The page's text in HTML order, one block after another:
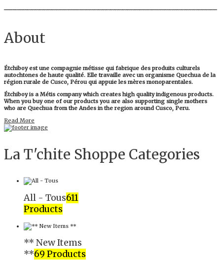
About
Étchiboy est une compagnie métisse qui fabrique des produits culturels
autochtones de haute qualité. Elle travaille avec un organisme Quechua de la
région rurale de Cusco, Pérou qui appuie les mères monoparentales.
Étchiboy is a Métis company which creates high quality indigenous products.
When you buy one of our products you are also supporting single mothers
who are Quechua from the Andes in the region around Cusco, Peru.
Read More
La T'chite Shoppe Categories​
All - Tous611
Products
** New Items
**69 Products